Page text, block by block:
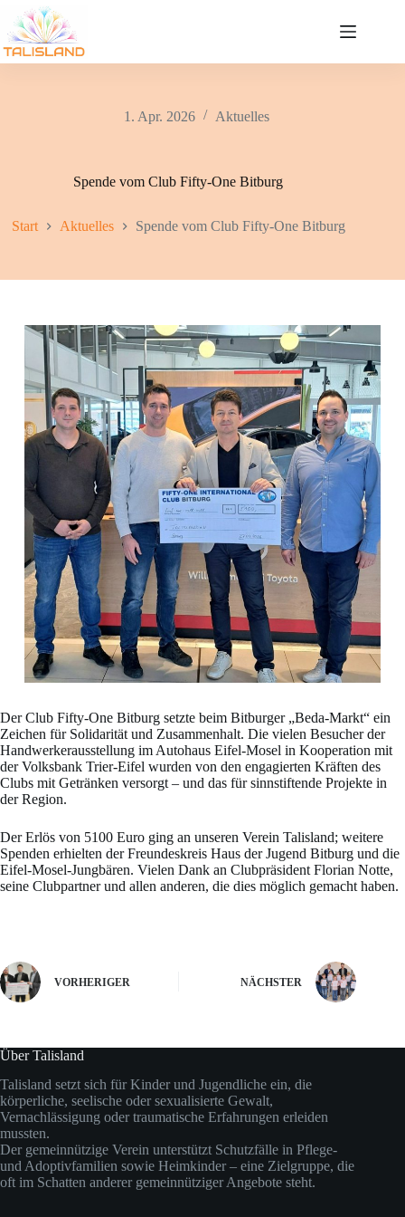
Inhalt
springen
1. Apr. 2026 Aktuelles
Spende vom Club Fifty-One Bitburg
Start Aktuelles Spende vom Club Fifty-One Bitburg
Der Club Fifty-One Bitburg setzte beim Bitburger „Beda-Markt“ ein
Zeichen für Solidarität und Zusammenhalt. Die vielen Besucher der
Handwerkerausstellung im Autohaus Eifel-Mosel in Kooperation mit
der Volksbank Trier-Eifel wurden von den engagierten Kräften des
Clubs mit Getränken versorgt – und das für sinnstiftende Projekte in
der Region.
Der Erlös von 5100 Euro ging an unseren Verein Talisland; weitere
Spenden erhielten der Freundeskreis Haus der Jugend Bitburg und die
Eifel-Mosel-Jungbären. Vielen Dank an Clubpräsident Florian Notte,
seine Clubpartner und allen anderen, die dies möglich gemacht haben.
VORHERIGER NÄCHSTER
Über Talisland
Talisland setzt sich für Kinder und Jugendliche ein, die
körperliche, seelische oder sexualisierte Gewalt,
Vernachlässigung oder traumatische Erfahrungen erleiden
mussten.
Der gemeinnützige Verein unterstützt Schutzfälle in Pflege-
und Adoptivfamilien sowie Heimkinder – eine Zielgruppe, die
oft im Schatten anderer gemeinnütziger Angebote steht.